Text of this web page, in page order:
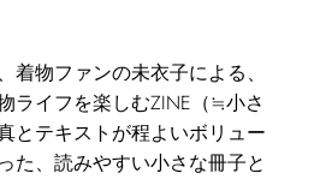
着物ファンの未衣子による、
ライフを楽しむZINE（≒小さ
とテキストが程よいボリュー
た、読みやすい小さな冊子と